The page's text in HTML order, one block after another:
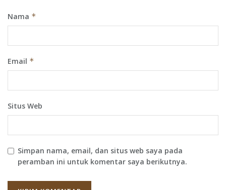
Nama *
Email *
Situs Web
Simpan nama, email, dan situs web saya pada
peramban ini untuk komentar saya berikutnya.